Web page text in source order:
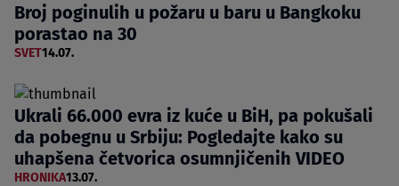
Broj poginulih u požaru u baru u Bangkoku
porastao na 30
SVET14.07.
Ukrali 66.000 evra iz kuće u BiH, pa pokušali
da pobegnu u Srbiju: Pogledajte kako su
uhapšena četvorica osumnjičenih VIDEO
HRONIKA13.07.